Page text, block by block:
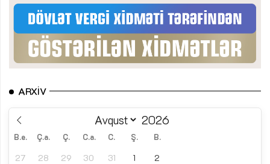
ARXIV
B.e. Ç.a. Ç. C.a. C. Ş. B.
27 28 29 30 31 1 2